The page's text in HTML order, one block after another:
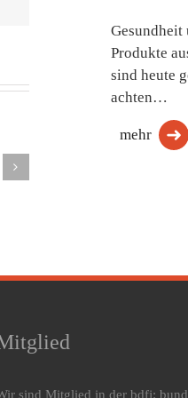
LS
Produkte
sind heute
achten…
mehr
sind Mitglied in der bdfj: